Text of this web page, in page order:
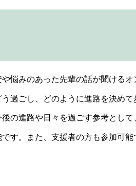
悩みのあった先輩の話が聞けるオ
過ごし、どのように進路を決めて
の進路や日々を過ごす参考として
す。また、支援者の方も参加可能